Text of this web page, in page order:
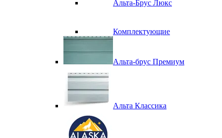
Альта-Брус Люкс
Комплектующие
Альта-брус Премиум
Альта Классика